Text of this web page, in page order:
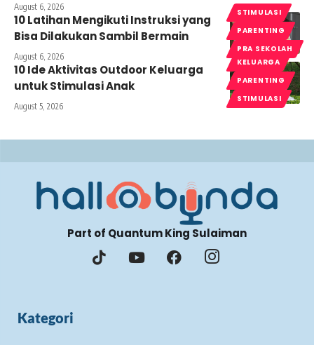
August 6, 2026
STIMULASI
PARENTING
PRA SEKOLAH
10 Latihan Mengikuti Instruksi yang
Bisa Dilakukan Sambil Bermain
August 6, 2026
KELUARGA
PARENTING
STIMULASI
10 Ide Aktivitas Outdoor Keluarga
untuk Stimulasi Anak
August 5, 2026
Part of Quantum King Sulaiman
Kategori